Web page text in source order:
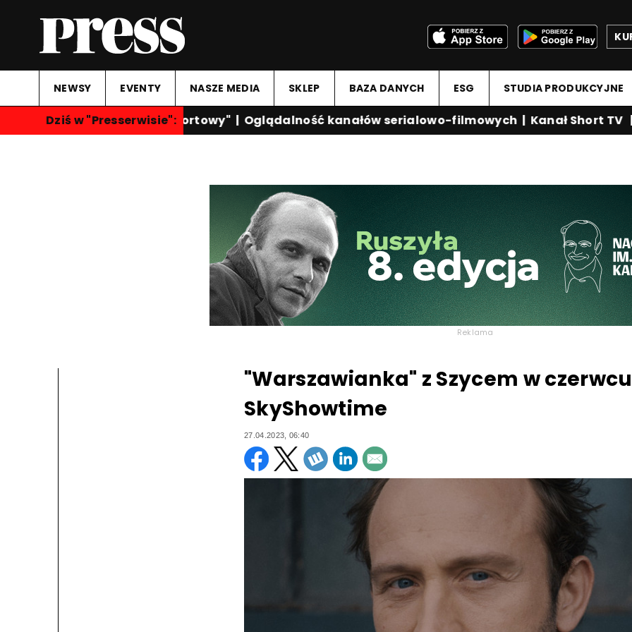
NEWSY EVENTY NASZE MEDIA SKLEP BAZA DANYCH ESG STUDIA PRODUKCYJNE
Dziś w "Presserwisie":
"Przegląd Sportowy"|Oglądalność kanałów serialowo-filmowych|Kanał Short TV |
Reklama
"Warszawianka" z Szycem w
SkyShowtime
27.04.2023, 06:40